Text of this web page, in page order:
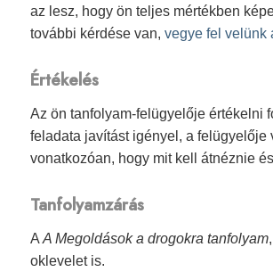
az lesz, hogy ön teljes mértékben
további kérdése van,vegye fel velünk
Értékelés
Az ön tanfolyam-felügyelője értékelni
feladata javítást igényel, a felügyelője
vonatkozóan, hogy mit kell átnéznie
Tanfolyamzárás
AA Megoldások a drogokra tanfolyam
oklevelet is.